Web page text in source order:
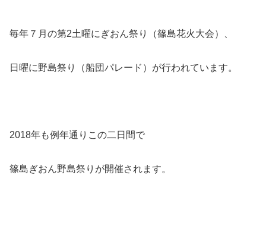
毎年７月の第2土曜にぎおん祭り（篠島花火大会）、
日曜に野島祭り（船団パレード）が行われています。
2018年も例年通りこの二日間で
篠島ぎおん野島祭りが開催されます。